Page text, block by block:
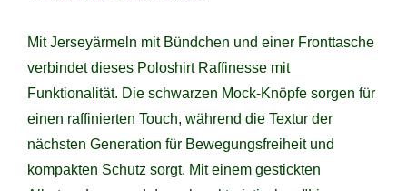
Mit Jerseyärmeln mit Bündchen und einer Fronttasche
verbindet dieses Poloshirt Raffinesse mit
Funktionalität. Die schwarzen Mock-Knöpfe sorgen für
einen raffinierten Touch, während die Textur der
nächsten Generation für Bewegungsfreiheit und
kompakten Schutz sorgt. Mit einem gestickten